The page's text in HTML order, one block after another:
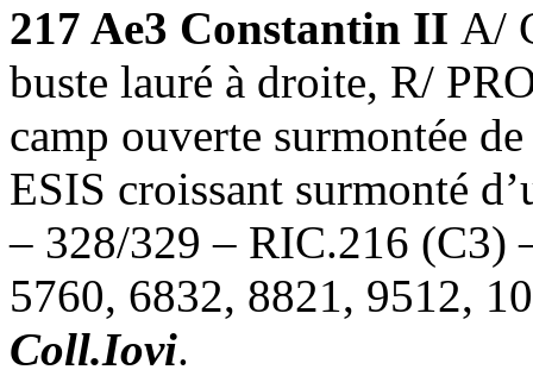
217 Ae3 Constantin II A/
buste lauré à droite, R/
camp ouverte surmontée
ESIS croissant surmonté
– 328/329 – RIC.216 (C3)
5760, 6832, 8821, 9512,
Coll.Iovi.